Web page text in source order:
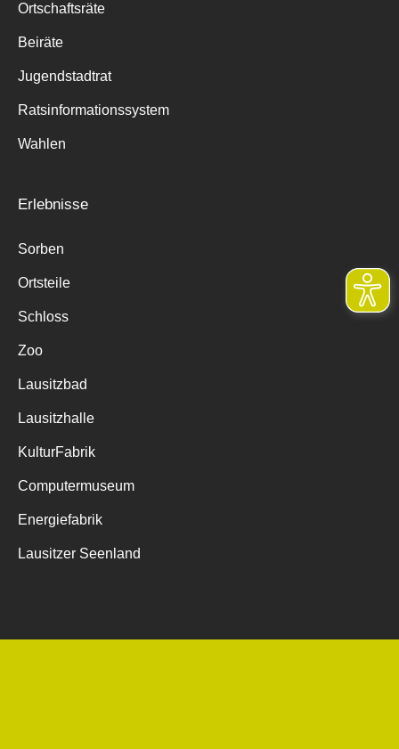
Ortschaftsräte
Beiräte
Jugendstadtrat
Ratsinformationssystem
Wahlen
Erlebnisse
Sorben
Ortsteile
Schloss
Zoo
Lausitzbad
Lausitzhalle
KulturFabrik
Computermuseum
Energiefabrik
Lausitzer Seenland